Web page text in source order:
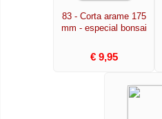
83 - Corta arame 175
mm - especial bonsai
€ 9,95